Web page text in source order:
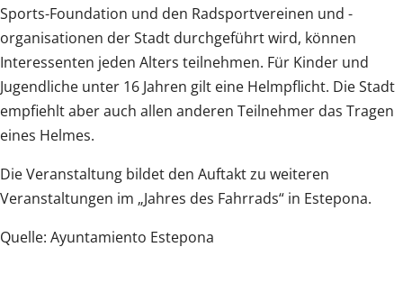
Sports-Foundation und den Radsportvereinen und -
organisationen der Stadt durchgeführt wird, können
Interessenten jeden Alters teilnehmen. Für Kinder und
Jugendliche unter 16 Jahren gilt eine Helmpflicht. Die Stadt
empfiehlt aber auch allen anderen Teilnehmer das Tragen
eines Helmes.
Die Veranstaltung bildet den Auftakt zu weiteren
Veranstaltungen im „Jahres des Fahrrads“ in Estepona.
Quelle: Ayuntamiento Estepona